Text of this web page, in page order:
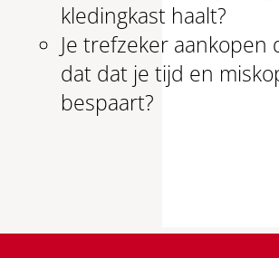
kledingkast haalt?
Je trefzeker aankopen
dat dat je tijd en
bespaart?